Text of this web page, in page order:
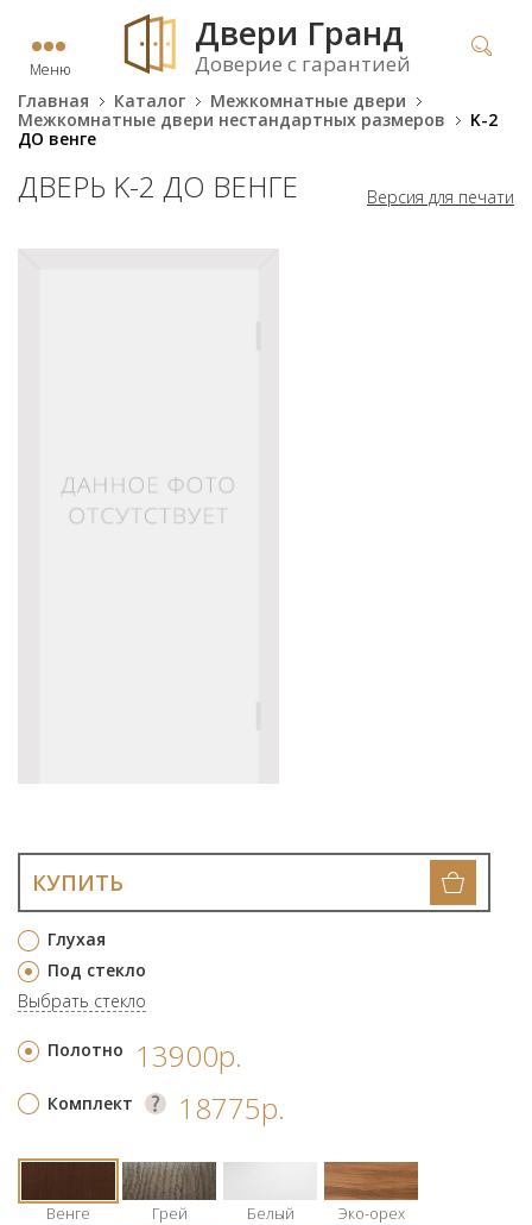
Меню
Двери Гранд
Доверие с гарантией
Главная Каталог
Межкомнатные двери
Межкомнатные двери нестандартных размеров
K-2
ДО венге
Версия для печати
ДВЕРЬ K-2 ДО ВЕНГЕ
Глухая
Под стекло
Выбрать стекло
КУПИТЬ
Полотно 13900р.
Комплект 18775р.
Венге Грей Белый Эко-орех